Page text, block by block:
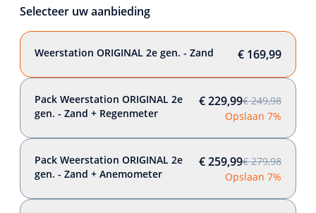
Selecteer uw aanbieding
Weerstation ORIGINAL 2e gen. - Zand € 169,99
Pack Weerstation ORIGINAL 2e
gen. - Zand + Regenmeter
€ 229,99€ 249,98
Opslaan 7%
Pack Weerstation ORIGINAL 2e
gen. - Zand + Anemometer
€ 259,99€ 279,98
Opslaan 7%